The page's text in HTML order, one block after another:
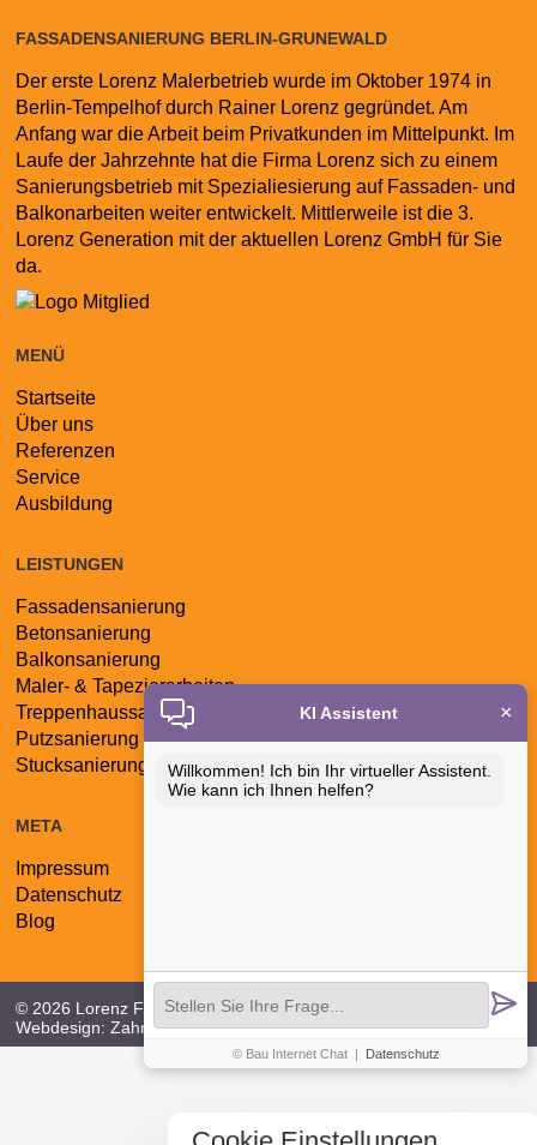
FASSADENSANIERUNG BERLIN-GRUNEWALD
Der erste Lorenz Malerbetrieb wurde im Oktober 1974 in
Berlin-Tempelhof durch Rainer Lorenz gegründet. Am
Anfang war die Arbeit beim Privatkunden im Mittelpunkt. Im
Laufe der Jahrzehnte hat die Firma Lorenz sich zu einem
Sanierungsbetrieb mit Spezialiesierung auf Fassaden- und
Balkonarbeiten weiter entwickelt. Mittlerweile ist die 3.
Lorenz Generation mit der aktuellen Lorenz GmbH für Sie
da.
MENÜ
Navigation
überspringen
Startseite
Über uns
Referenzen
Service
Ausbildung
LEISTUNGEN
Navigation
überspringen
Fassadensanierung
Betonsanierung
Balkonsanierung
Maler- & Tapezierarbeiten
Treppenhaussanierung
Putzsanierung
Stucksanierung
META
Navigation
überspringen
Impressum
Datenschutz
Blog
© 2026 Lorenz Fassaden - & Balkonsanierung GmbH |
Webdesign:Zahn Internet Consult
KI Assistent ×
Willkommen! Ich bin Ihr virtueller Assistent.
Wie kann ich Ihnen helfen?
© Bau Internet Chat| Datenschutz